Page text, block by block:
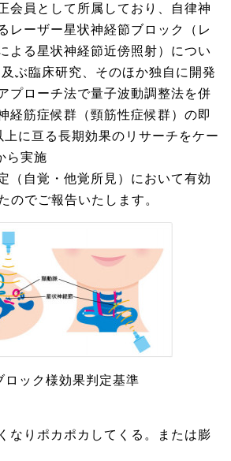
会員として所属しており、自律神
レーザー星状神経節ブロック（レ
よる星状神経節近傍照射）につい
ぶ臨床研究、そのほか独自に開発
プローチ法で量子波動調整法を併
経筋症候群（頸筋性症候群）の即
に亘る長期効果のリサーチをケー
ら実施
（自覚・他覚所見）において有効
のでご報告いたします。
ロック様効果判定基準
なりポカポカしてくる。または膨